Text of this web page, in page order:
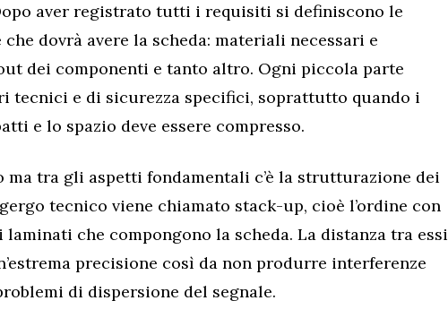
aver registrato tutti i requisiti si definiscono le
dovrà avere la scheda: materiali necessari e
dei componenti e tanto altro. Ogni piccola parte
tecnici e di sicurezza specifici, soprattutto quando i
e lo spazio deve essere compresso.
tra gli aspetti fondamentali c’è la strutturazione dei
tecnico viene chiamato stack-up, cioè l’ordine con
che compongono la scheda. La distanza tra essi
precisione così da non produrre interferenze
di dispersione del segnale.